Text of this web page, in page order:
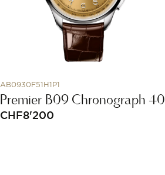
AB0930F51H1P1
Premier B09 Chronograph 40
CHF8'200